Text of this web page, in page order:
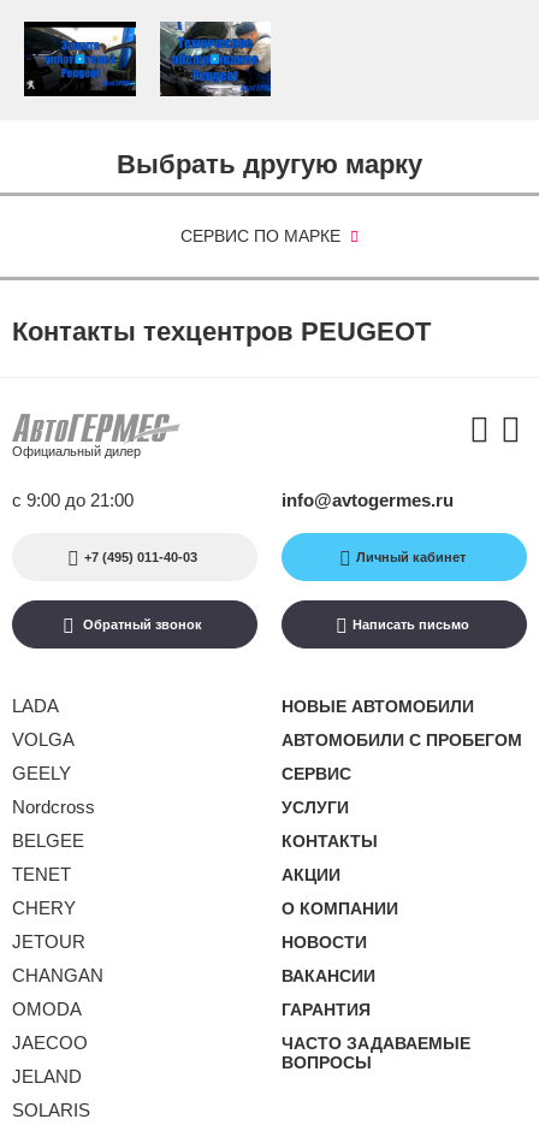
Выбрать другую марку
СЕРВИС ПО МАРКЕ
Контакты техцентров PEUGEOT
Официальный дилер
с 9:00 до 21:00 info@avtogermes.ru
+7 (495) 011-40-03 Личный кабинет
Обратный звонок Написать письмо
LADA
VOLGA
GEELY
Nordcross
BELGEE
TENET
CHERY
JETOUR
CHANGAN
OMODA
JAECOO
JELAND
SOLARIS
НОВЫЕ АВТОМОБИЛИ
АВТОМОБИЛИ С ПРОБЕГОМ
СЕРВИС
УСЛУГИ
КОНТАКТЫ
АКЦИИ
О КОМПАНИИ
НОВОСТИ
ВАКАНСИИ
ГАРАНТИЯ
ЧАСТО ЗАДАВАЕМЫЕ
ВОПРОСЫ